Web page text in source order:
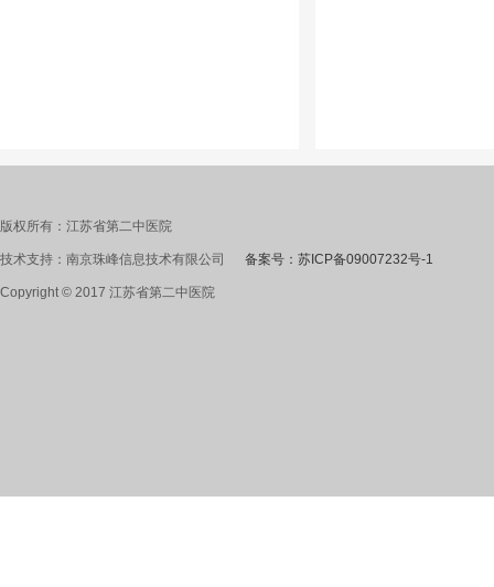
版权所有：江苏省第二中医院
技术支持：南京珠峰信息技术有限公司 备案号：苏ICP备09007232号-1
Copyright © 2017 江苏省第二中医院